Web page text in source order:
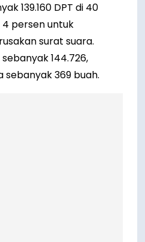
139.160 DPT di 40
persen untuk
surat suara.
144.726,
sebanyak 369 buah.